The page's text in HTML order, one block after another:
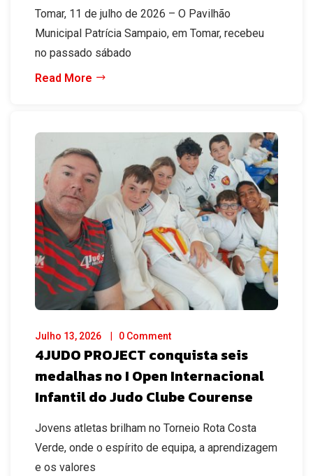
Tomar, 11 de julho de 2026 – O Pavilhão
Municipal Patrícia Sampaio, em Tomar, recebeu
no passado sábado
Read More
Julho 13, 2026 0 Comment
4JUDO PROJECT conquista seis
medalhas no I Open Internacional
Infantil do Judo Clube Courense
Jovens atletas brilham no Torneio Rota Costa
Verde, onde o espírito de equipa, a aprendizagem
e os valores